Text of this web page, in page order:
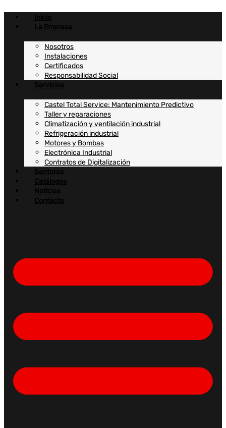
contenido
Inicio
La Empresa
Nosotros
Instalaciones
Certificados
Responsabilidad Social
Servicios
Castel Total Service: Mantenimiento Predictivo
Taller y reparaciones
Climatización y ventilación industrial
Refrigeración industrial
Motores y Bombas
Electrónica Industrial
Contratos de Digitalización
Sectores
Catálogos
Noticias
Contacto